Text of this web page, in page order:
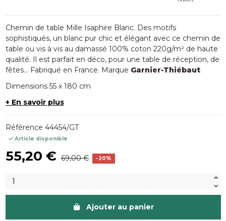
Chemin de table Mille Isaphire Blanc. Des motifs
sophistiqués, un blanc pur chic et élégant avec ce chemin de
table ou vis à vis au damassé 100% coton 220g/m² de haute
qualité. Il est parfait en déco, pour une table de réception, de
fêtes... Fabriqué en France. Marque Garnier-Thiébaut
Dimensions 55 x 180 cm
+ En savoir plus
Référence 44454/GT
Article disponible
55,20 € 69,00 € -20%
Ajouter au panier